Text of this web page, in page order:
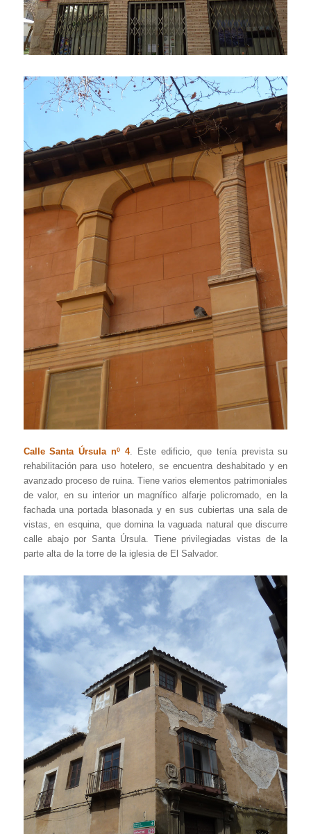
Calle Santa Úrsula nº 4. Este edificio, que tenía prevista su
rehabilitación para uso hotelero, se encuentra deshabitado y en
avanzado proceso de ruina. Tiene varios elementos patrimoniales
de valor, en su interior un magnífico alfarje policromado, en la
fachada una portada blasonada y en sus cubiertas una sala de
vistas, en esquina, que domina la vaguada natural que discurre
calle abajo por Santa Úrsula. Tiene privilegiadas vistas de la
parte alta de la torre de la iglesia de El Salvador.